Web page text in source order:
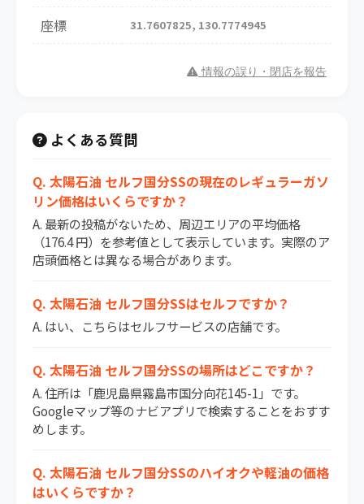
座標
31.7607825, 130.7774945
情報の誤り・閉店を報告
よくある質問
Q. 太陽石油 セルフ国分SSの現在のレギュラーガソ
リン価格はいくらですか？
A. 最新の投稿がないため、周辺エリアの平均価格
（176.4 円）を参考値として表示しています。実際のア
店頭価格とは異なる場合があります。
Q. 太陽石油 セルフ国分SSはセルフですか？
A. はい、こちらはセルフサービスの店舗です。
Q. 太陽石油 セルフ国分SSの場所はどこですか？
A. 住所は「鹿児島県霧島市国分向花145-1」です。
Googleマップ等のナビアプリで検索することをおすす
めします。
Q. 太陽石油 セルフ国分SSのハイオクや軽油の価格
はいくらですか？